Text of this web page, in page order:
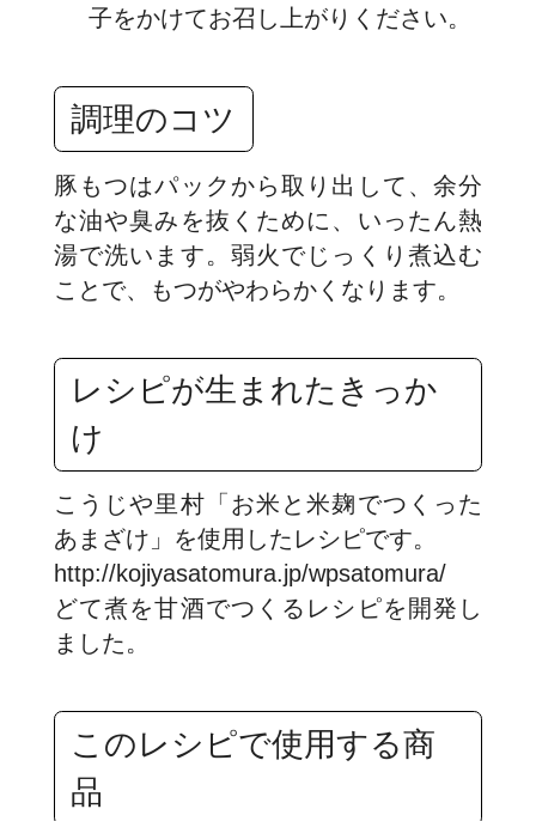
子をかけてお召し上がりください。
調理のコツ
豚もつはパックから取り出して、余分
な油や臭みを抜くために、いったん熱
湯で洗います。弱火でじっくり煮込む
ことで、もつがやわらかくなります。
レシピが生まれたきっか
け
こうじや里村「お米と米麹でつくった
あまざけ」を使用したレシピです。
http://kojiyasatomura.jp/wpsatomura/
どて煮を甘酒でつくるレシピを開発し
ました。
このレシピで使用する商
品